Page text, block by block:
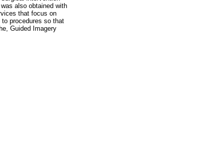
also obtained with
that focus on
procedures so that
Guided Imagery